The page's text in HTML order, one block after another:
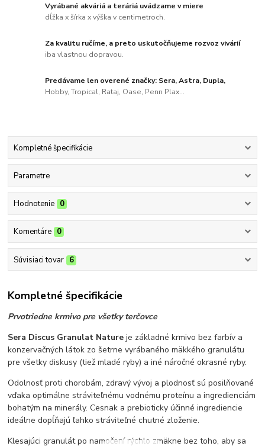
Vyrábané akváriá a teráriá uvádzame v miere
dĺžka x šírka x výška v centimetroch.
Za kvalitu ručíme, a preto uskutočňujeme rozvoz vivárií
iba vlastnou dopravou.
Predávame len overené značky: Sera, Astra, Dupla,
Hobby, Tropical, Rataj, Oase, Penn Plax...
Kompletné špecifikácie
Parametre
Hodnotenie 0
Komentáre 0
Súvisiaci tovar 6
Kompletné špecifikácie
Prvotriedne krmivo pre všetky terčovce
Sera Discus Granulat Nature je základné krmivo bez farbív a
konzervačných látok zo šetrne vyrábaného mäkkého granulátu
pre všetky diskusy (tiež mladé ryby) a iné náročné okrasné ryby.
Odolnosť proti chorobám, zdravý vývoj a plodnosť sú posilňované
vďaka optimálne stráviteľnému vodnému proteínu a ingredienciám
bohatým na minerály. Cesnak a prebioticky účinné ingrediencie
ideálne dopĺňajú ľahko stráviteľné chutné zloženie.
Klesajúci granulát po namočení rýchlo zmäkne bez toho, aby sa